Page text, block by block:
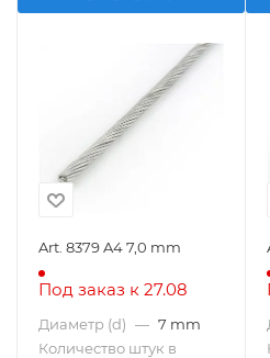
Art. 8379 A4 7,0 mm
Под заказ к 27.08
Диаметр (d) — 7 mm
Количество штук в